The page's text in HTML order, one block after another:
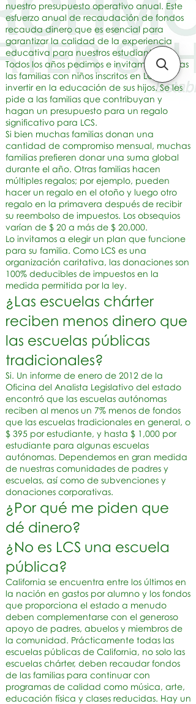
nuestro presupuesto operativo anual. Este
esfuerzo anual de recaudación de fondos
recauda dinero que es esencial para
garantizar la calidad de la experiencia
educativa para nuestros estudiantes.
Todos los años pedimos e invitamos a todas
las familias con niños inscritos en LCS a
invertir en la educación de sus hijos. Se les
pide a las familias que contribuyan y
hagan un presupuesto para un regalo
significativo para LCS.
Si bien muchas familias donan una
cantidad de compromiso mensual, muchas
familias prefieren donar una suma global
durante el año. Otras familias hacen
múltiples regalos; por ejemplo, pueden
hacer un regalo en el otoño y luego otro
regalo en la primavera después de recibir
su reembolso de impuestos. Los obsequios
varían de $ 20 a más de $ 20,000.
Lo invitamos a elegir un plan que funcione
para su familia. Como LCS es una
organización caritativa, las donaciones son
100% deducibles de impuestos en la
medida permitida por la ley.
¿Las escuelas chárter
reciben menos dinero que
las escuelas públicas
tradicionales?
Si. Un informe de enero de 2012 de la
Oficina del Analista Legislativo del estado
encontró que las escuelas autónomas
reciben al menos un 7% menos de fondos
que las escuelas tradicionales en general, o
$ 395 por estudiante, y hasta $ 1,000 por
estudiante para algunas escuelas
autónomas. Dependemos en gran medida
de nuestras comunidades de padres y
escuelas, así como de subvenciones y
donaciones corporativas.
¿Por qué me piden que
dé dinero?
¿No es LCS una escuela
pública?
California se encuentra entre los últimos en
la nación en gastos por alumno y los fondos
que proporciona el estado a menudo
deben complementarse con el generoso
apoyo de padres, abuelos y miembros de
la comunidad. Prácticamente todas las
escuelas públicas de California, no solo las
escuelas chárter, deben recaudar fondos
de las familias para continuar con
programas de calidad como música, arte,
educación física y clases reducidas. Hay un